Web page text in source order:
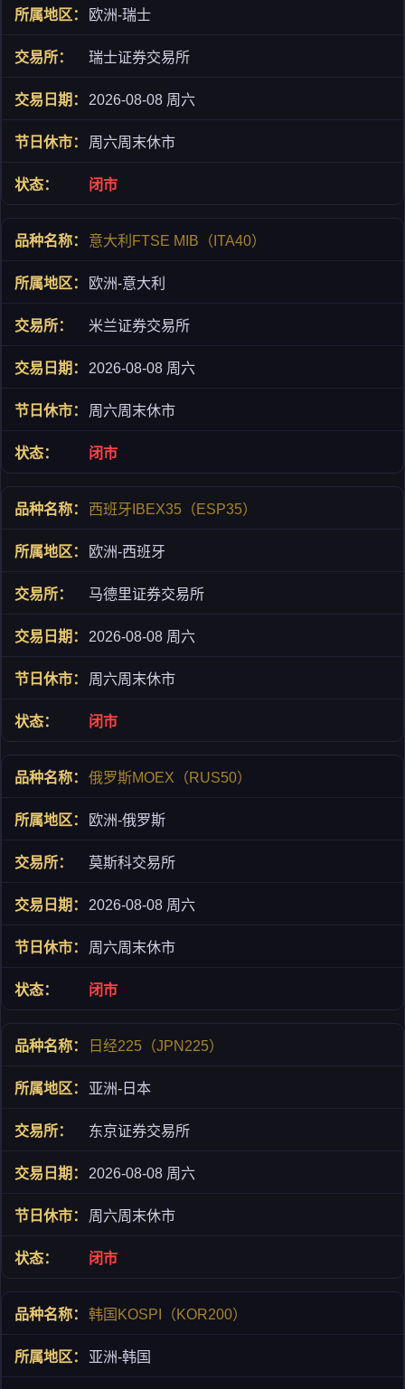
欧洲-瑞士
瑞士证券交易所
2026-08-08 周六
周六周末休市
闭市
意大利FTSE MIB（ITA40）
欧洲-意大利
米兰证券交易所
2026-08-08 周六
周六周末休市
闭市
西班牙IBEX35（ESP35）
欧洲-西班牙
马德里证券交易所
2026-08-08 周六
周六周末休市
闭市
俄罗斯MOEX（RUS50）
欧洲-俄罗斯
莫斯科交易所
2026-08-08 周六
周六周末休市
闭市
日经225（JPN225）
亚洲-日本
东京证券交易所
2026-08-08 周六
周六周末休市
闭市
韩国KOSPI（KOR200）
亚洲-韩国